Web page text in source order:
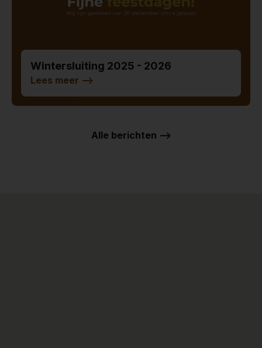
Wintersluiting 2025 - 2026
Lees meer -->
Alle berichten -->